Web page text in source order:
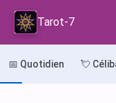
Tarot-7
📅 Quotidien 💘